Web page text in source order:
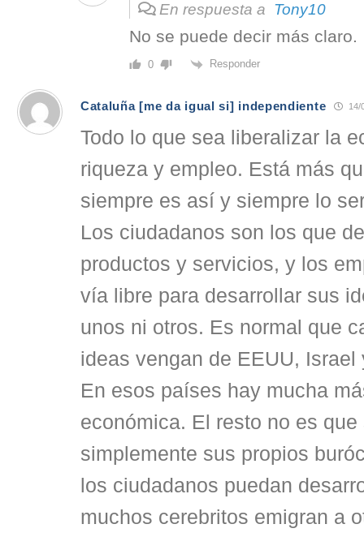
En respuesta a Tony10
No se puede decir más claro.
0 Responder
Cataluña [me da igual si] independiente 14/
Todo lo que sea liberalizar la
riqueza y empleo. Está más
siempre es así y siempre lo
Los ciudadanos son los que
productos y servicios, y los
vía libre para desarrollar sus
unos ni otros. Es normal que
ideas vengan de EEUU,
En esos países hay mucha
económica. El resto no es
simplemente sus propios
los ciudadanos puedan
muchos cerebritos emigran a